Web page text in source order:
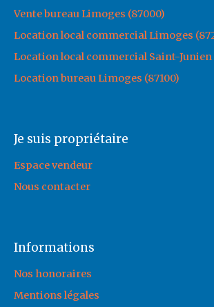
Vente bureau Limoges (87000)
Location local commercial Limoges
Location local commercial Saint-Junien
Location bureau Limoges (87100)
Je suis propriétaire
Espace vendeur
Nous contacter
Informations
Nos honoraires
Mentions légales